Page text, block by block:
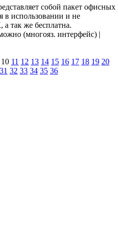
собой пакет офисных
в использовании и не
а так же бесплатна.
(многояз. интерфейс) |
10 11 12 13 14 15 16 17 18 19 20
31 32 33 34 35 36